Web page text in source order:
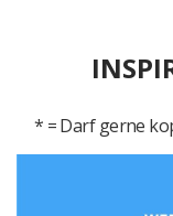
* = Darf gerne